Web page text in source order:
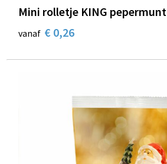
Mini rolletje KING pepermunt
vanaf € 0,26